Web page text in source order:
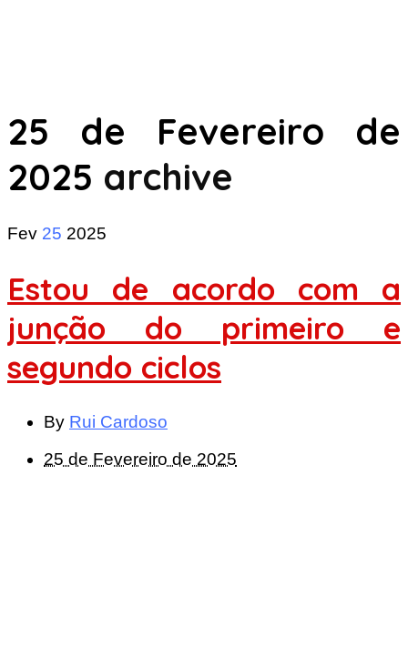
25 de Fevereiro de
2025 archive
Fev 25 2025
Estou de acordo com a
junção do primeiro e
segundo ciclos
By Rui Cardoso
25 de Fevereiro de 2025